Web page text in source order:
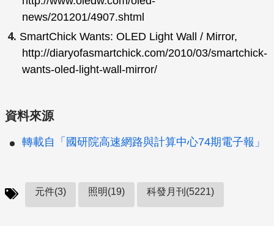
news/201201/4907.shtml
SmartChick Wants: OLED Light Wall / Mirror,
http://diaryofasmartchick.com/2010/03/smartchick-
wants-oled-light-wall-mirror/
資料來源
轉載自「國研院高速網路與計算中心74期電子報」
元件(3) 照明(19) 科發月刊(5221)